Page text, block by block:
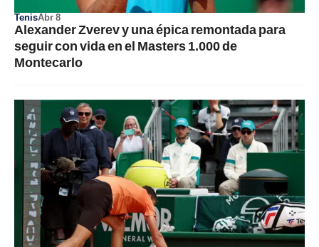
TenisAbr 8
Alexander Zverev y una épica remontada para
seguir con vida en el Masters 1.000 de
Montecarlo